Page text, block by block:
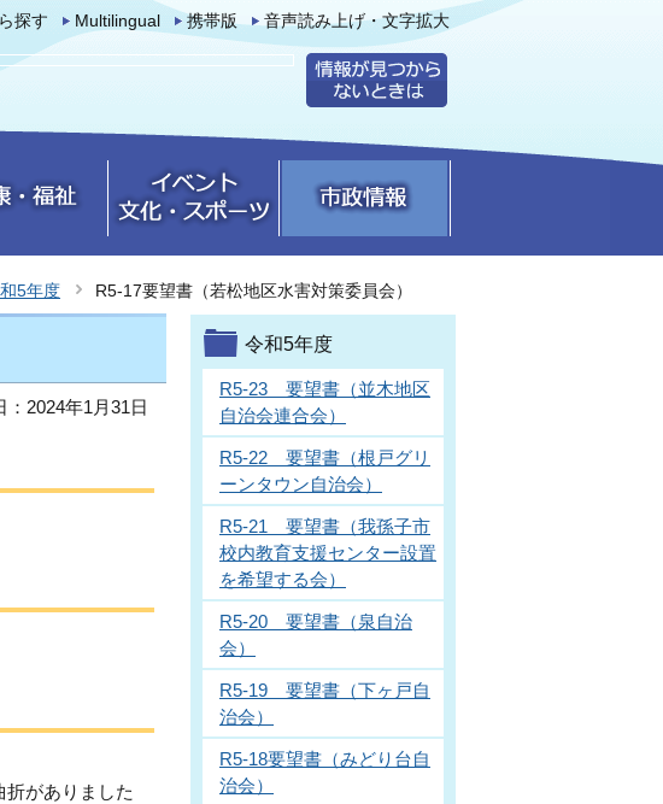
探す Multilingual 携帯版 音声読み上げ・文字拡大
5年度 R5-17要望書（若松地区水害対策委員会）
：2024年1月31日
がありました
令和5年度
R5-23 要望書（並木地区
自治会連合会）
R5-22 要望書（根戸グリ
ーンタウン自治会）
R5-21 要望書（我孫子市
校内教育支援センター設置
を希望する会）
R5-20 要望書（泉自治
会）
R5-19 要望書（下ヶ戸自
治会）
R5-18要望書（みどり台自
治会）